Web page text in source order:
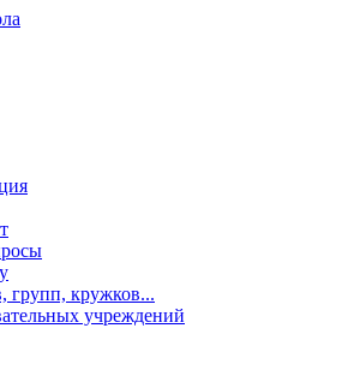
групп, кружков...
учреждений